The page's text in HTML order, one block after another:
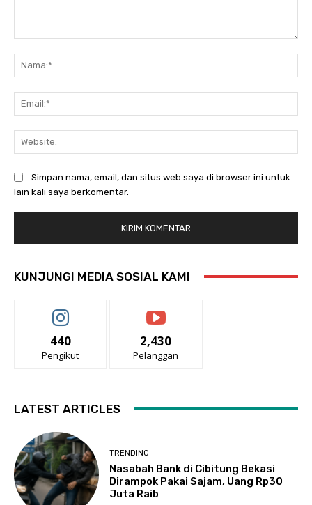
Simpan nama, email, dan situs web saya di browser ini untuk
lain kali saya berkomentar.
KUNJUNGI MEDIA SOSIAL KAMI
440
Pengikut
2,430
Pelanggan
LATEST ARTICLES
TRENDING
Nasabah Bank di Cibitung Bekasi
Dirampok Pakai Sajam, Uang Rp30
Juta Raib